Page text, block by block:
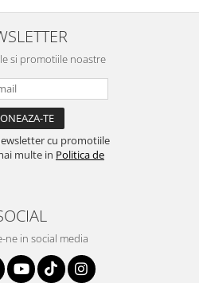
si promotiile noastre
cu promotiile
multe in Politica de
ne in social media